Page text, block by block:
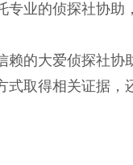
专业的侦探社协助
赖的大爱侦探社
式取得相关证据